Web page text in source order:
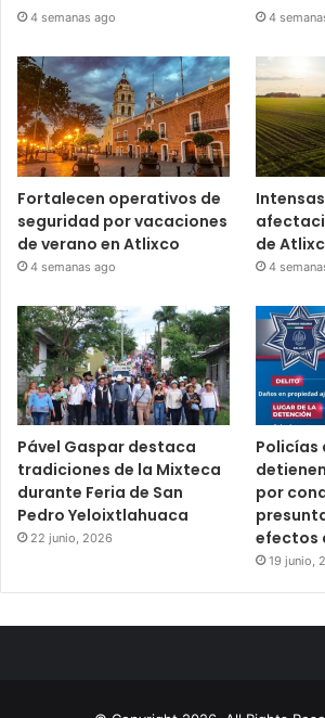
4 semanas ago 4
Fortalecen operativos de
seguridad por vacaciones
de verano en Atlixco
4 semanas ago
de
4
Pável Gaspar destaca
tradiciones de la Mixteca
durante Feria de San
Pedro Yeloixtlahuaca
22 junio, 2026
Policías
por
efectos
19 junio,